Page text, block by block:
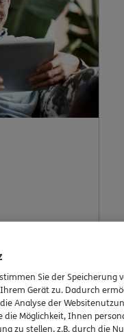
Sie der Speicherung
Gerät zu. Dadurch
Analyse der
die Möglichkeit, Ihnen
zu stellen, z.B. durch die